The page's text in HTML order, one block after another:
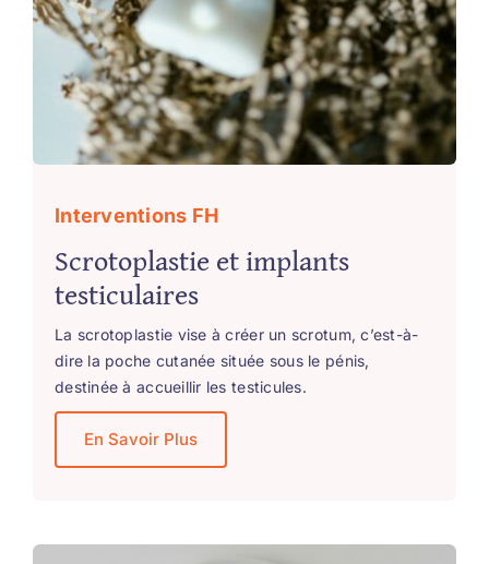
Interventions FH
Scrotoplastie et implants
testiculaires
La scrotoplastie vise à créer un scrotum, c’est-à-
dire la poche cutanée située sous le pénis,
destinée à accueillir les testicules.
En Savoir Plus